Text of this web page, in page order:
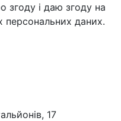
згоду і даю згоду на
персональних даних.
17